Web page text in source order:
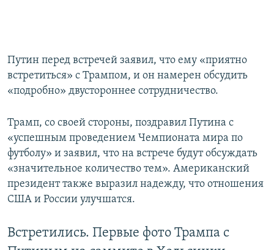
Все сайты RFE/RL
Путин перед встречей заявил, что ему «приятно
встретиться» с Трампом, и он намерен обсудить
«подробно» двустороннее сотрудничество.
Трамп, со своей стороны, поздравил Путина с
«успешным проведением Чемпионата мира по
футболу» и заявил, что на встрече будут обсуждать
«значительное количество тем». Американский
президент также выразил надежду, что отношения
США и России улучшатся.
Встретились. Первые фото Трампа с